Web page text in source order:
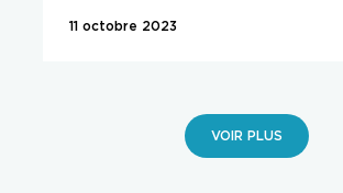
11 octobre 2023
VOIR PLUS